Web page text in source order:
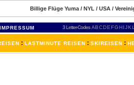
Billige Flüge Yuma / NYL / USA /
IMPRESSUM 3 Letter-Codes ABCDEFGH IJKL
: LASTMINUTE REISEN : SKIREISEN :